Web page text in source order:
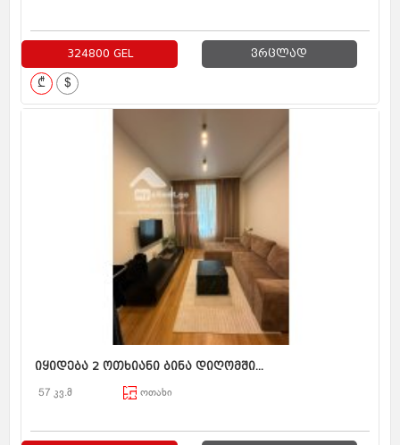
324800 GEL ვრცლად
₾ $
იყიდება 2 ოთხიანი ბინა დიღომში...
57 კვ.მ ოთახი